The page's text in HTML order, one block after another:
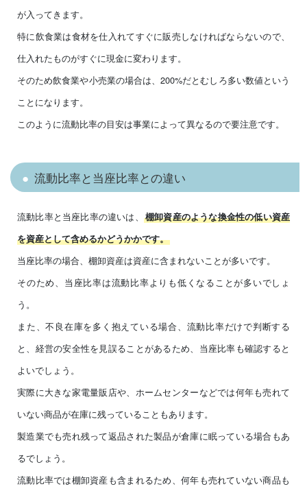
が入ってきます。
特に飲食業は食材を仕入れてすぐに販売しなければならないので、
仕入れたものがすぐに現金に変わります。
そのため飲食業や小売業の場合は、200%だとむしろ多い数値という
ことになります。
このように流動比率の目安は事業によって異なるので要注意です。
流動比率と当座比率との違い
流動比率と当座比率の違いは、
棚卸資産のような換金性の低い資産
を資産として含めるかどうかかです。
当座比率の場合、棚卸資産は資産に含まれないことが多いです。
そのため、当座比率は流動比率よりも低くなることが多いでしょ
う。
また、不良在庫を多く抱えている場合、流動比率だけで判断する
と、経営の安全性を見誤ることがあるため、当座比率も確認すると
よいでしょう。
実際に大きな家電量販店や、ホームセンターなどでは何年も売れて
いない商品が在庫に残っていることもあります。
製造業でも売れ残って返品された製品が倉庫に眠っている場合もあ
るでしょう。
流動比率では棚卸資産も含まれるため、何年も売れていない商品も